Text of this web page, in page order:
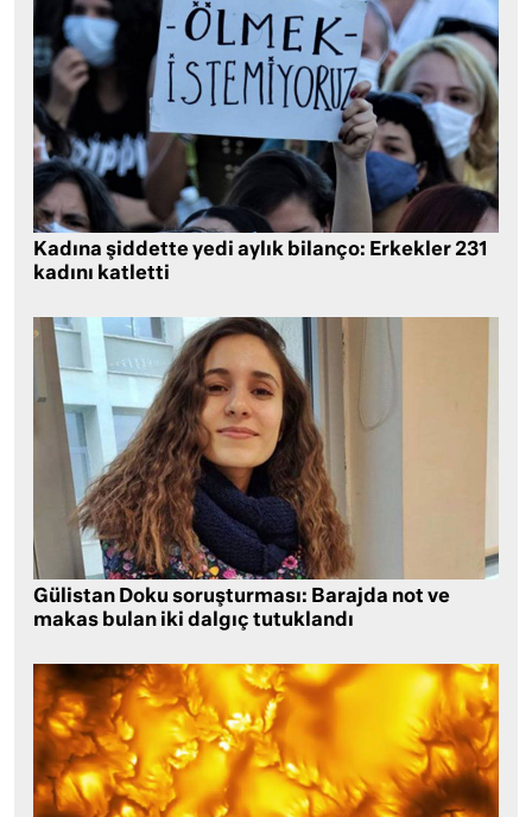
Kadına şiddette yedi aylık bilanço: Erkekler 231
kadını katletti
Gülistan Doku soruşturması: Barajda not ve
makas bulan iki dalgıç tutuklandı